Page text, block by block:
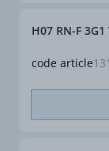
code article
H07 RN-F 3G1